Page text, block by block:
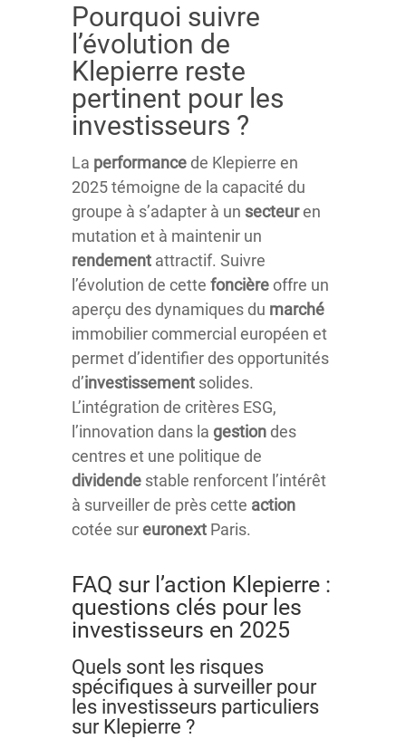
Pourquoi suivre
l’évolution de
Klepierre reste
pertinent pour les
investisseurs ?
La performance de Klepierre en
2025 témoigne de la capacité du
groupe à s’adapter à un secteuren
mutation et à maintenir un
rendement attractif. Suivre
l’évolution de cette foncièreoffre un
aperçu des dynamiques du marché
immobilier commercial européen et
permet d’identifier des opportunités
d’investissement solides.
L’intégration de critères ESG,
l’innovation dans la gestion des
centres et une politique de
dividende stable renforcent l’intérêt
à surveiller de près cette action
cotée sureuronext Paris.
FAQ sur l’action Klepierre :
questions clés pour les
investisseurs en 2025
Quels sont les risques
spécifiques à surveiller pour
les investisseurs particuliers
sur Klepierre ?